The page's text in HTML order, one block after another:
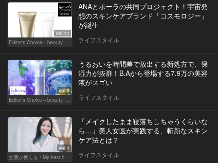
Vol.11
Editor's Choice～beauty & wellness～
ANAとポーラの共同プロジェクト！宇宙発
想のスキンケアブランド「コスモロジー」
が誕生
ライフスタイル
Vol.9
Editor's Choice～beauty & wellness～
うるおいを時間差で放出する新処方で、保
湿力が抜群！B.Aから登場する7.9万の美容
液がスゴい
ライフスタイル
Vol.1
女医が教える！My best beauty
「メイクしたまま寝落ちしちゃうくらいな
ら…」美人女医が実践する、斬新なスキン
ケア法とは？
ライフスタイル